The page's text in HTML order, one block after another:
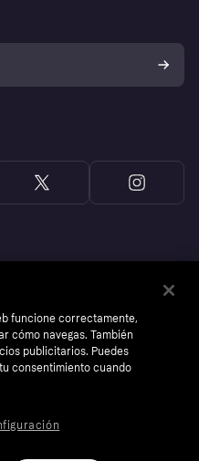
Sveavägen 46, 111 34 Stockholm.
funcione correctamente,
cómo navegas. También
publicitarios. Puedes
consentimiento cuando